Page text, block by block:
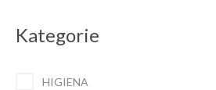
Kategorie
HIGIENA